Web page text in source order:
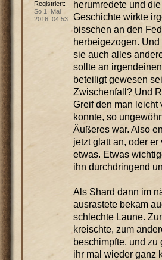
herumredete und
Geschichte wirkte
bisschen an den
herbeigezogen.
sie auch alles
sollte an irgendeinen
beteiligt gewesen
Zwischenfall? Und
Greif den man leicht
konnte, so
Äußeres war. Also
jetzt glatt an, oder
etwas. Etwas
ihn durchdringend
Als Shard dann im
ausrastete bekam
schlechte Laune.
kreischte, zum
beschimpfte, und zu
ihr mal wieder ganz
Registriert:
So 1. Mai
2016, 04:53